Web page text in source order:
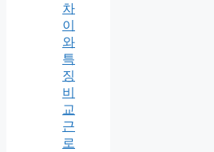
차
이
와
특
징
비
교
근
로